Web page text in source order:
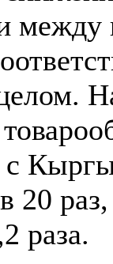
между
с
20
раза.